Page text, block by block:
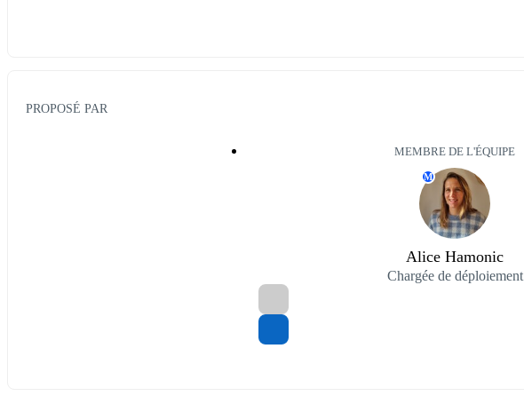
PROPOSÉ PAR
MEMBRE DE L'ÉQUIPE
M
Alice Hamonic
Chargée de déploiement